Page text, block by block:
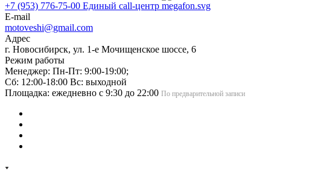
+7 (953) 776-75-00 Единый call-центр
E-mail
motoveshi@gmail.com
Адрес
г. Новосибирск, ул. 1-е Мочищенское шоссе, 6
Режим работы
Менеджер: Пн-Пт: 9:00-19:00;
Сб: 12:00-18:00 Вс: выходной
Площадка: ежедневно с 9:30 до 22:00 По предварительной записи